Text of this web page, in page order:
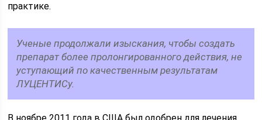
практике.
Ученые продолжали изыскания, чтобы создать
препарат более пролонгированного действия, не
уступающий по качественным результатам
ЛУЦЕНТИСу.